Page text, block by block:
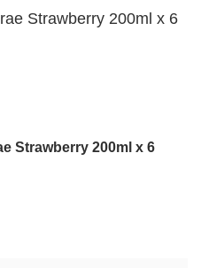
Strawberry 200ml x 6
Strawberry 200ml x 6